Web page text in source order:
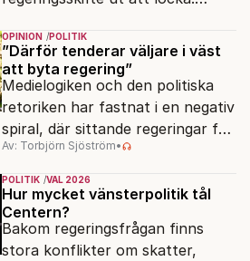
OPINION POLITIK
”Därför tenderar väljare i väst
att byta regering”
Medielogiken och den politiska
retoriken har fastnat i en negativ
spiral, där sittande regeringar får
klä skott för sådant som går
dåligt.
Av: Torbjörn Sjöström•
POLITIK VAL 2026
Hur mycket vänsterpolitik tål
Centern?
Bakom regeringsfrågan finns
stora konflikter om skatter,